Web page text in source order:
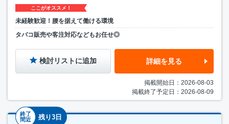
ここがオススメ！
未経験歓迎！腰を据えて働ける環境
タバコ販売や客注対応などもお任せ◎
検討リストに追加 詳細を見る
掲載開始日：2026-08-03
掲載終了予定日：2026-08-09
終了
間近
残り3日